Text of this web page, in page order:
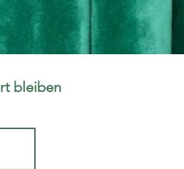
bleiben